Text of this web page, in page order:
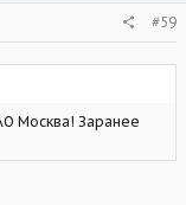
#59
Москва! Заранее